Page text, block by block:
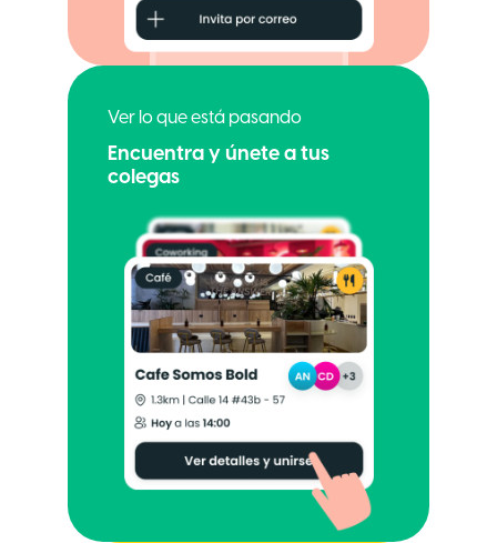
Ver lo que está pasando
Encuentra y únete a tus
colegas